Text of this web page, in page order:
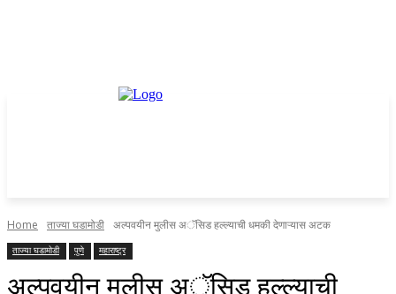
Home ताज्या घडामोडी अल्पवयीन मुलीस अॅसिड हल्ल्याची धमकी देणाऱ्यास अटक
ताज्या घडामोडी पुणे महाराष्ट्र
अल्पवयीन मुलीस अॅसिड हल्ल्याची